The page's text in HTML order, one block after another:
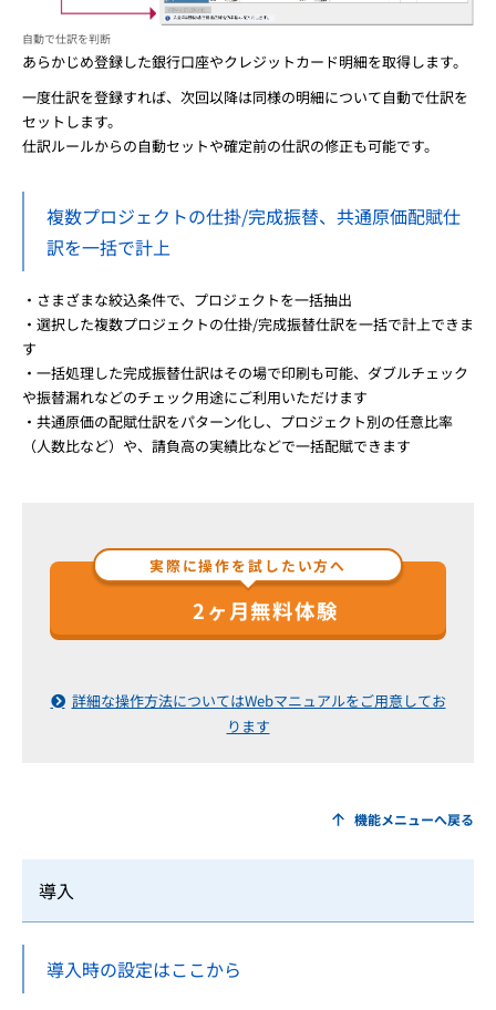
自動で仕訳を判断
あらかじめ登録した銀行口座やクレジットカード明細を取得します。
一度仕訳を登録すれば、次回以降は同様の明細について自動で仕訳を
セットします。
仕訳ルールからの自動セットや確定前の仕訳の修正も可能です。
複数プロジェクトの仕掛/完成振替、共通原価配賦仕
訳を一括で計上
・さまざまな絞込条件で、プロジェクトを一括抽出
・選択した複数プロジェクトの仕掛/完成振替仕訳を一括で計上できま
す
・一括処理した完成振替仕訳はその場で印刷も可能、ダブルチェック
や振替漏れなどのチェック用途にご利用いただけます
・共通原価の配賦仕訳をパターン化し、プロジェクト別の任意比率
（人数比など）や、請負高の実績比などで一括配賦できます
実際に操作を試したい方へ
2ヶ月無料体験
詳細な操作方法についてはWebマニュアルをご用意してお
ります
機能メニューへ戻る
導入
導入時の設定はここから